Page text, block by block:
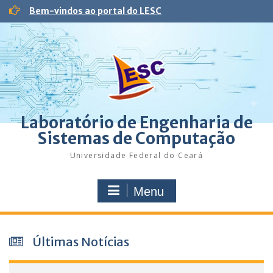
Skip
content
Bem-vindos ao portal do LESC
Laboratório de Engenharia de
Sistemas de Computação
Universidade Federal do Ceará
Menu
Últimas Notícias